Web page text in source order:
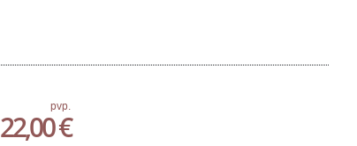
pvp.
22,00 €